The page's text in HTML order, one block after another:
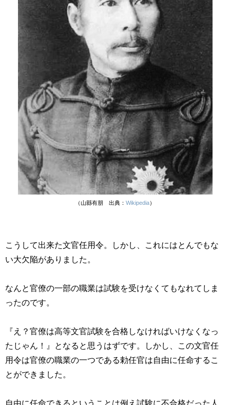
（山縣有朋 出典： Wikipedia）
こうして出来た文官任用令。しかし、これにはとんでもな
い大欠陥がありました。
なんと官僚の一部の職業は試験を受けなくてもなれてしま
ったのです。
『え？官僚は高等文官試験を合格しなければいけなくなっ
たじゃん！』となると思うはずです。しかし、この文官任
用令は官僚の職業の一つである勅任官は自由に任命するこ
とができました。
自由に任命できるということは例え試験に不合格だった人